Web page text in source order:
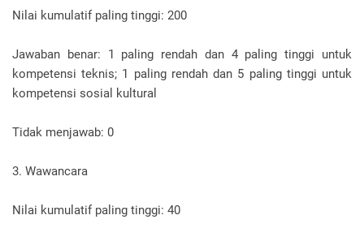
Nilai kumulatif paling tinggi: 200
Jawaban benar: 1 paling rendah dan 4 paling tinggi untuk
kompetensi teknis; 1 paling rendah dan 5 paling tinggi untuk
kompetensi sosial kultural
Tidak menjawab: 0
3. Wawancara
Nilai kumulatif paling tinggi: 40